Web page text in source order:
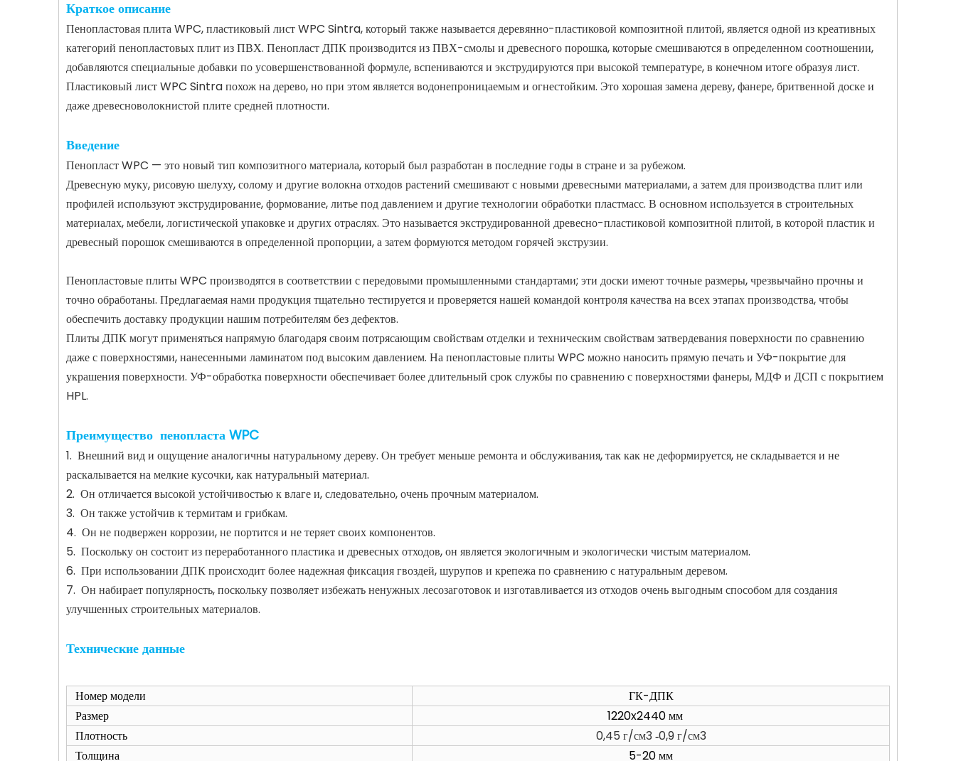
Краткое описание
Пенопластовая плита WPC, пластиковый лист WPC Sintra, который также называется деревянно-пластиковой композитной плитой, является одной из креативных
категорий пенопластовых плит из ПВХ. Пенопласт ДПК производится из ПВХ-смолы и древесного порошка, которые смешиваются в определенном соотношении,
добавляются специальные добавки по усовершенствованной формуле, вспениваются и экструдируются при высокой температуре, в конечном итоге образуя лист.
Пластиковый лист WPC Sintra похож на дерево, но при этом является водонепроницаемым и огнестойким. Это хорошая замена дереву, фанере, бритвенной доске и
даже древесноволокнистой плите средней плотности.
Введение
Пенопласт WPC — это новый тип композитного материала, который был разработан в последние годы в стране и за рубежом.
Древесную муку, рисовую шелуху, солому и другие волокна отходов растений смешивают с новыми древесными материалами, а затем для производства плит или
профилей используют экструдирование, формование, литье под давлением и другие технологии обработки пластмасс. В основном используется в строительных
материалах, мебели, логистической упаковке и других отраслях. Это называется экструдированной древесно-пластиковой композитной плитой, в которой пластик и
древесный порошок смешиваются в определенной пропорции, а затем формуются методом горячей экструзии.
Пенопластовые плиты WPC производятся в соответствии с передовыми промышленными стандартами; эти доски имеют точные размеры, чрезвычайно прочны и
точно обработаны. Предлагаемая нами продукция тщательно тестируется и проверяется нашей командой контроля качества на всех этапах производства, чтобы
обеспечить доставку продукции нашим потребителям без дефектов.
Плиты ДПК могут применяться напрямую благодаря своим потрясающим свойствам отделки и техническим свойствам затвердевания поверхности по сравнению
даже с поверхностями, нанесенными ламинатом под высоким давлением. На пенопластовые плиты WPC можно наносить прямую печать и УФ-покрытие для
украшения поверхности. УФ-обработка поверхности обеспечивает более длительный срок службы по сравнению с поверхностями фанеры, МДФ и ДСП с покрытием
HPL.
Преимущество пенопласта WPC
1. Внешний вид и ощущение аналогичны натуральному дереву. Он требует меньше ремонта и обслуживания, так как не деформируется, не складывается и не
раскалывается на мелкие кусочки, как натуральный материал.
2. Он отличается высокой устойчивостью к влаге и, следовательно, очень прочным материалом.
3. Он также устойчив к термитам и грибкам.
4. Он не подвержен коррозии, не портится и не теряет своих компонентов.
5. Поскольку он состоит из переработанного пластика и древесных отходов, он является экологичным и экологически чистым материалом.
6. При использовании ДПК происходит более надежная фиксация гвоздей, шурупов и крепежа по сравнению с натуральным деревом.
7. Он набирает популярность, поскольку позволяет избежать ненужных лесозаготовок и изготавливается из отходов очень выгодным способом для создания
улучшенных строительных материалов.
Технические данные
Номер модели
ГК-ДПК
Размер
1220x2440 мм
Плотность
0,45 г/см3 -0,9 г/см3
Толщина
5-20 мм